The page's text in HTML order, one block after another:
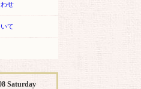
せ
て
Saturday